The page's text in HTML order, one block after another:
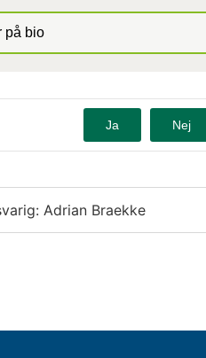
på bio
Ja Nej
Adrian Braekke